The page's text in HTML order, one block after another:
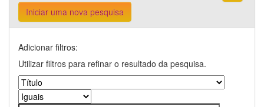
Iniciar uma nova pesquisa
Adicionar filtros:
Utilizar filtros para refinar o resultado da pesquisa.